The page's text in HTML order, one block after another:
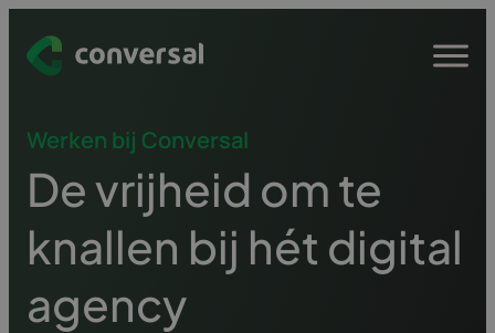
naar
Open
Werken bij Conversal
De vrijheid om te
knallen bij hét digital
agency